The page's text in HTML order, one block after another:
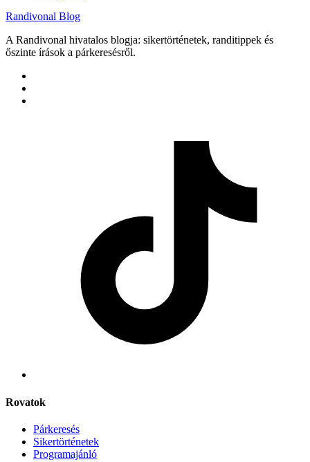
Randivonal Blog
A Randivonal hivatalos blogja: sikertörténetek, randitippek és
őszinte írások a párkeresésről.
Rovatok
Párkeresés
Sikertörténetek
Programajánló